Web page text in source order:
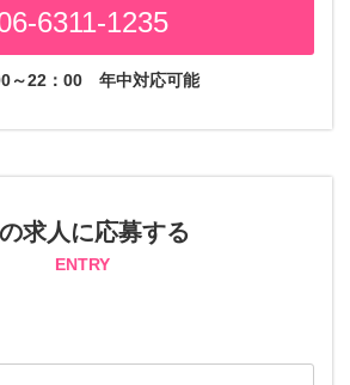
6311-1235
～22：00 年中対応可能
求人に応募する
ENTRY